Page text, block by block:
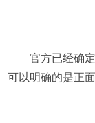
官方已经确
可以明确的是正